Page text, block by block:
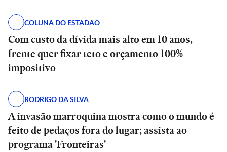
COLUNA DO ESTADÃO
Com custo da dívida mais alto em 10 anos,
frente quer fixar teto e orçamento 100%
impositivo
RODRIGO DA SILVA
A invasão marroquina mostra como o mundo é
feito de pedaços fora do lugar; assista ao
programa 'Fronteiras'